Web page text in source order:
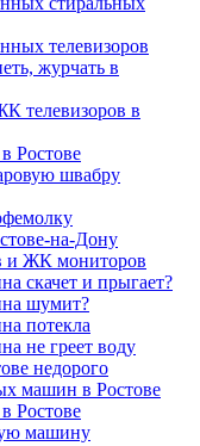
телевизоров
журчать в
телевизоров в
Ростове
швабру
на-Дону
и ЖК мониторов
скачет и прыгает?
шумит?
потекла
не греет воду
недорого
машин в Ростове
Ростове
машину